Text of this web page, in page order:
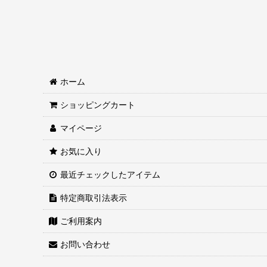
中国飾り/風水飾り
健康 中国医学用品
中国民族工芸
その他
カレンダー・中華お祝いカード・中華お年玉袋
ホーム
ショッピングカート
マイページ
お気に入り
最近チェックしたアイテム
特定商取引法表示
ご利用案内
お問い合わせ